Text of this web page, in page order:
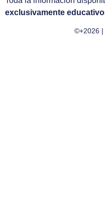
exclusivamente
©+2026 |